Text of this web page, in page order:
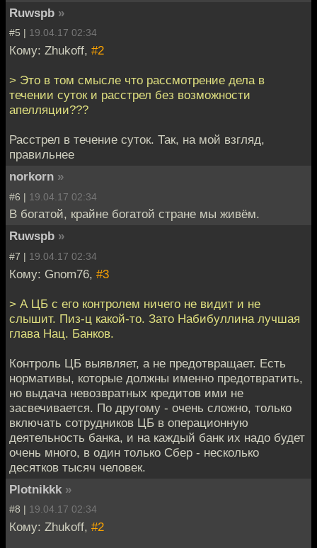
Ruwspb »
#5 | 19.04.17 02:34
Кому: Zhukoff, #2
> Это в том смысле что рассмотрение дела в
течении суток и расстрел без возможности
апелляции???
Расстрел в течение суток. Так, на мой взгляд,
правильнее
norkorn »
#6 | 19.04.17 02:34
В богатой, крайне богатой стране мы живём.
Ruwspb »
#7 | 19.04.17 02:34
Кому: Gnom76, #3
> А ЦБ с его контролем ничего не видит и не
слышит. Пиз-ц какой-то. Зато Набибуллина лучшая
глава Нац. Банков.
Контроль ЦБ выявляет, а не предотвращает. Есть
нормативы, которые должны именно предотвратить,
но выдача невозвратных кредитов ими не
засвечивается. По другому - очень сложно, только
включать сотрудников ЦБ в операционную
деятельность банка, и на каждый банк их надо будет
очень много, в один только Сбер - несколько
десятков тысяч человек.
Plotnikkk »
#8 | 19.04.17 02:34
Кому: Zhukoff, #2